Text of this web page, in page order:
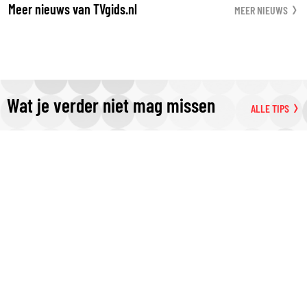
Meer nieuws van TVgids.nl MEER NIEUWS
Wat je verder niet mag missen ALLE TIPS